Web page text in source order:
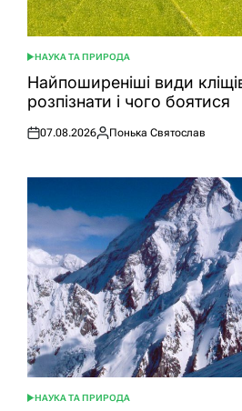
ОПУБЛІКУВАТИ
У
НАУКА ТА ПРИРОДА
Найпоширеніші види
розпізнати і чого боятися
Оприлюднено
07.08.2026
Опубліковано
Понька Святослав
ОПУБЛІКУВАТИ
НАУКА ТА ПРИРОДА